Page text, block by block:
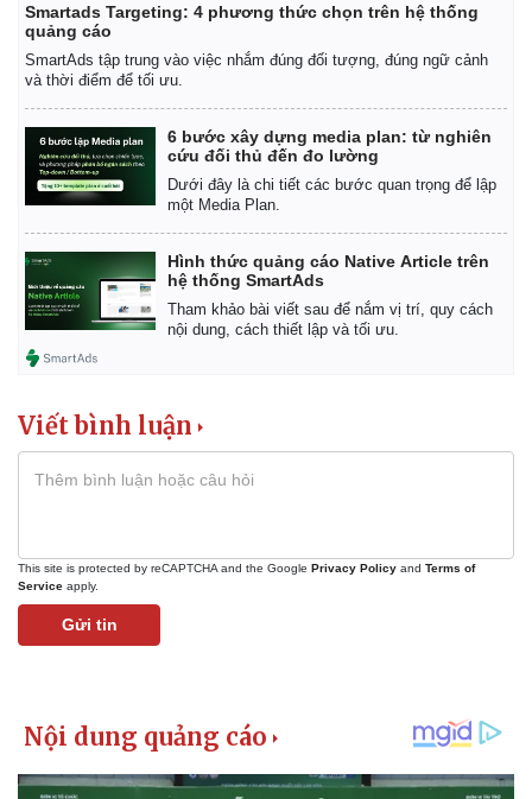
Kinh tế
Bất động sản
Khởi nghiệp
Thị trường
Giá vàng
Tỷ giá
Chứng khoán
Giá cà phê
Smartads Targeting: 4 phương thức chọn trên hệ thống
quảng cáo
SmartAds tập trung vào việc nhắm đúng đối tượng, đúng ngữ cảnh
và thời điểm để tối ưu.
6 bước xây dựng media plan: từ nghiên
cứu đối thủ đến đo lường
Dưới đây là chi tiết các bước quan trọng để lập
một Media Plan.
Hình thức quảng cáo Native Article trên
hệ thống SmartAds
Tham khảo bài viết sau để nắm vị trí, quy cách
nội dung, cách thiết lập và tối ưu.
Viết bình luận
This site is protected by reCAPTCHA and the Google Privacy Policy and Terms of
Service apply.
Gửi tin